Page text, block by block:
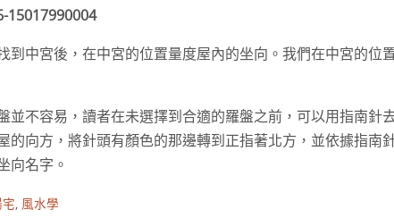
15017990004
到中宮後，在中宮的位置量度屋內的坐向。我們在中宮的位
不容易，讀者在未選擇到合適的羅盤之前，可以用指南針
的向方，將針頭有顏色的那邊轉到正指著北方，並依據指南
向名字。
宅, 風水學